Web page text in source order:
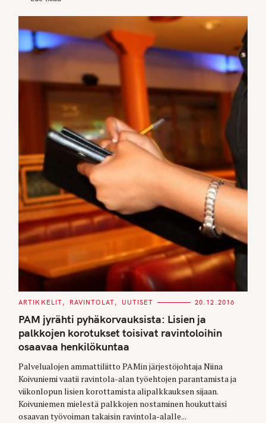
C
T
E
G
O
R
I
S
ARTIKKELIT RAVINTOLAT UUTISET 20.12.2016
PAM jyrähti pyhäkorvauksista: Lisien ja
palkkojen korotukset toisivat ravintoloihin
osaavaa henkilökuntaa
Palvelualojen ammattiliitto PAMin järjestöjohtaja Niina
Koivuniemi vaatii ravintola-alan työehtojen parantamista ja
viikonlopun lisien korottamista alipalkkauksen sijaan.
Koivuniemen mielestä palkkojen nostaminen houkuttaisi
osaavan työvoiman takaisin ravintola-alalle...